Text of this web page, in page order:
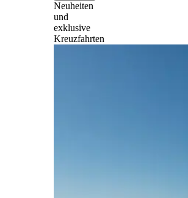
Neuheiten
und
exklusive
Kreuzfahrten